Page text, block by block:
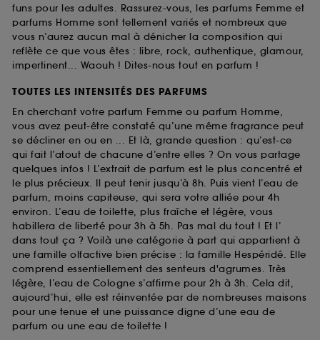
funs pour les adultes. Rassurez-vous, les parfums Femme et
parfums Homme sont tellement variés et nombreux que
vous n’aurez aucun mal à dénicher la composition qui
reflète ce que vous êtes : libre, rock, authentique, glamour,
impertinent... Waouh ! Dites-nous tout en parfum !
TOUTES LES INTENSITÉS DES PARFUMS
En cherchant votre parfum Femme ou parfum Homme,
vous avez peut-être constaté qu’une même fragrance peut
se décliner en ou en ... Et là, grande question : qu’est-ce
qui fait l’atout de chacune d’entre elles ? On vous partage
quelques infos ! L’extrait de parfum est le plus concentré et
le plus précieux. Il peut tenir jusqu’à 8h. Puis vient l’eau de
parfum, moins capiteuse, qui sera votre alliée pour 4h
environ. L’eau de toilette, plus fraîche et légère, vous
habillera de liberté pour 3h à 5h. Pas mal du tout ! Et l’
dans tout ça ? Voilà une catégorie à part qui appartient à
une famille olfactive bien précise : la famille Hespéridé. Elle
comprend essentiellement des senteurs d'agrumes. Très
légère, l’eau de Cologne s’affirme pour 2h à 3h. Cela dit,
aujourd’hui, elle est réinventée par de nombreuses maisons
pour une tenue et une puissance digne d’une eau de
parfum ou une eau de toilette !